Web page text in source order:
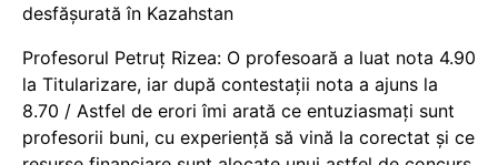
desfășurată în Kazahstan
Profesorul Petruț Rizea: O profesoară a luat nota 4.90
la Titularizare, iar după contestații nota a ajuns la
8.70 / Astfel de erori îmi arată ce entuziasmați sunt
profesorii buni, cu experiență să vină la corectat și ce